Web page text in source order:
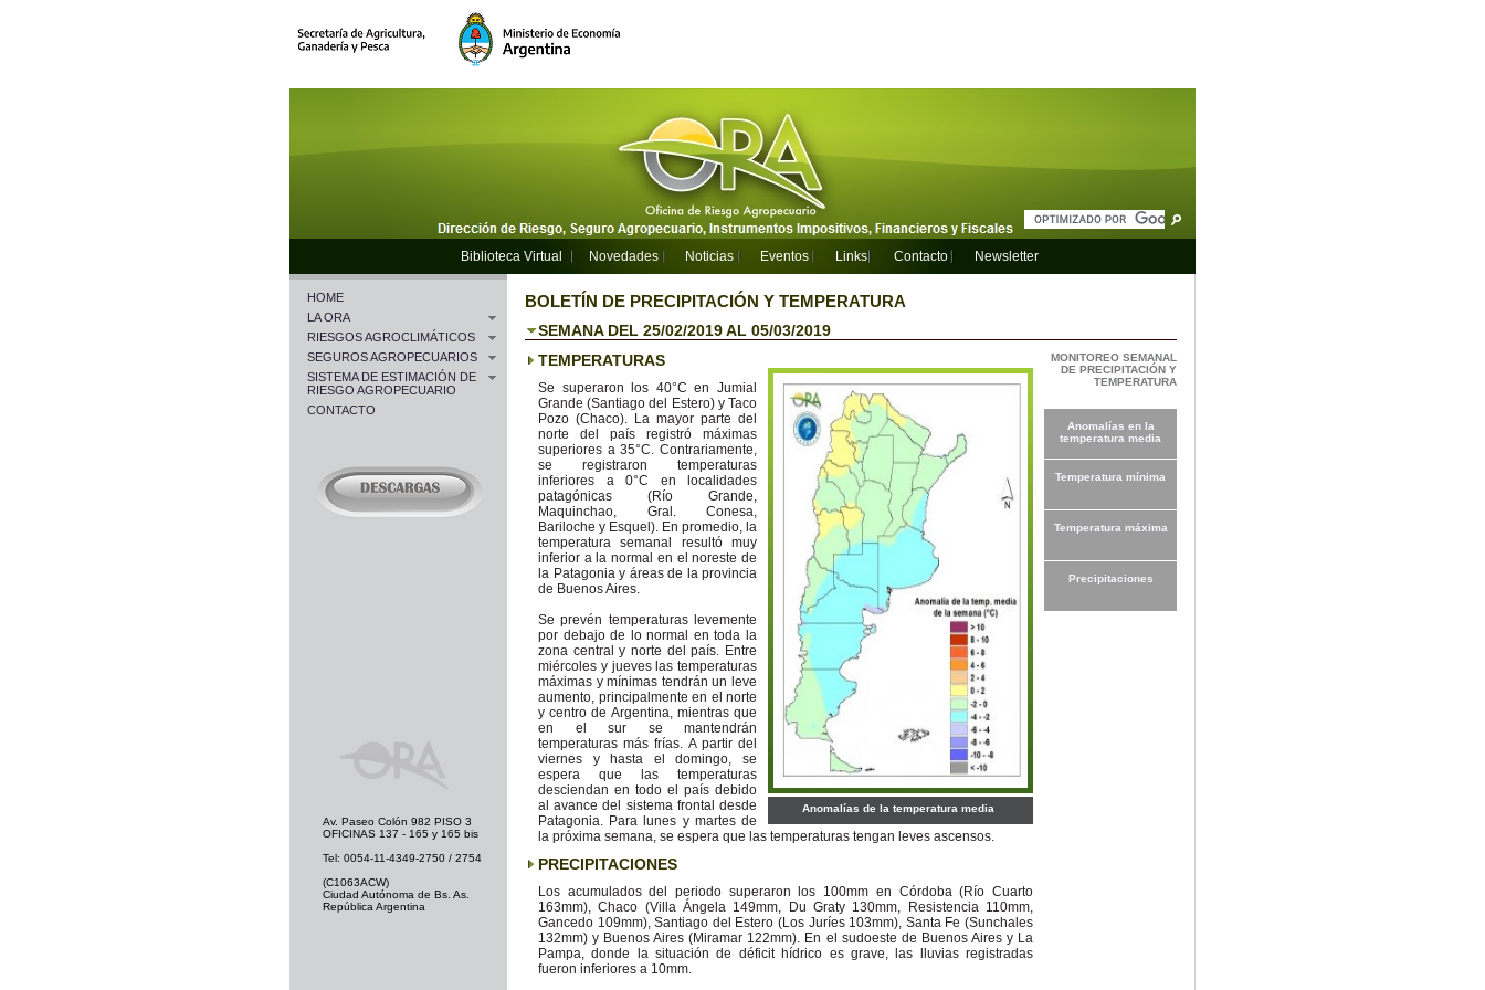
Biblioteca Virtual Novedades Noticias Eventos Links Contacto Newsletter
HOME
LA ORA
RIESGOS AGROCLIMÁTICOS
SEGUROS AGROPECUARIOS
SISTEMA DE ESTIMACIÓN DE
RIESGO AGROPECUARIO
CONTACTO
BOLETÍN DE PRECIPITACIÓN Y TEMPERATURA
SEMANA DEL 25/02/2019 AL 05/03/2019
MONITOREO SEMANAL
DE PRECIPITACIÓN Y
TEMPERATURA
Anomalías en la
temperatura media
Temperatura mínima
Temperatura máxima
Precipitaciones
Anomalías de la temperatura media
TEMPERATURAS
Se superaron los 40°C en Jumial
Grande (Santiago del Estero) y Taco
Pozo (Chaco). La mayor parte del
norte del país registró máximas
superiores a 35°C. Contrariamente,
se registraron temperaturas
inferiores a 0°C en localidades
patagónicas (Río Grande,
Maquinchao, Gral. Conesa,
Bariloche y Esquel). En promedio, la
temperatura semanal resultó muy
inferior a la normal en el noreste de
la Patagonia y áreas de la provincia
de Buenos Aires.
Se prevén temperaturas levemente
por debajo de lo normal en toda la
zona central y norte del país. Entre
miércoles y jueves las temperaturas
máximas y mínimas tendrán un leve
aumento, principalmente en el norte
y centro de Argentina, mientras que
en el sur se mantendrán
temperaturas más frías. A partir del
viernes y hasta el domingo, se
espera que las temperaturas
desciendan en todo el país debido
al avance del sistema frontal desde
Patagonia. Para lunes y martes de
la próxima semana, se espera que las temperaturas tengan leves ascensos.
PRECIPITACIONES
Los acumulados del periodo superaron los 100mm en Córdoba (Río Cuarto
163mm), Chaco (Villa Ángela 149mm, Du Graty 130mm, Resistencia 110mm,
Gancedo 109mm), Santiago del Estero (Los Juríes 103mm), Santa Fe (Sunchales
132mm) y Buenos Aires (Miramar 122mm). En el sudoeste de Buenos Aires y La
Pampa, donde la situación de déficit hídrico es grave, las lluvias registradas
fueron inferiores a 10mm.
Av. Paseo Colón 982 PISO 3
OFICINAS 137 - 165 y 165 bis
Tel: 0054-11-4349-2750 / 2754
(C1063ACW)
Ciudad Autónoma de Bs. As.
República Argentina